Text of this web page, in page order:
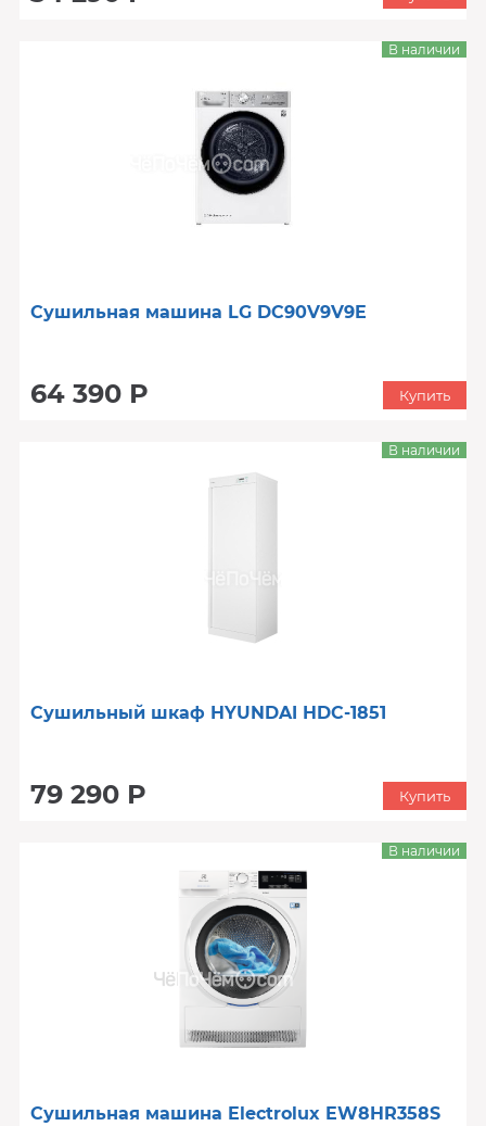
Сушильная машина LG DC90V9V9E
64 390 Р
В наличии
Купить
Сушильный шкаф HYUNDAI HDC-1851
79 290 Р
В наличии
Купить
Сушильная машина Electrolux EW8HR358S
В наличии